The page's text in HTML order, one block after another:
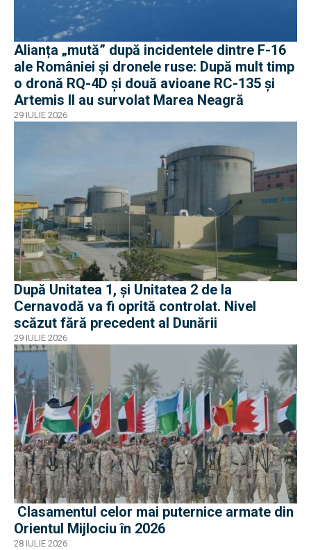
Alianța „mută” după incidentele dintre F-16
ale României și dronele ruse: După mult timp
o dronă RQ-4D și două avioane RC-135 și
Artemis II au survolat Marea Neagră
29 IULIE 2026
După Unitatea 1, și Unitatea 2 de la
Cernavodă va fi oprită controlat. Nivel
scăzut fără precedent al Dunării
29 IULIE 2026
Clasamentul celor mai puternice armate din
Orientul Mijlociu în 2026
28 IULIE 2026